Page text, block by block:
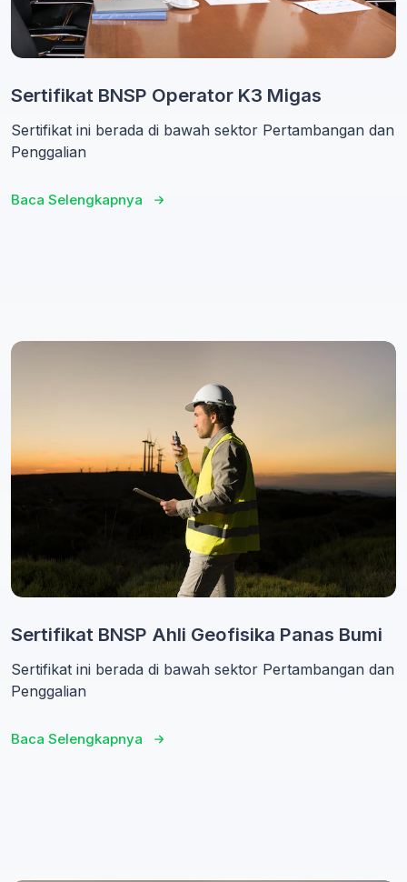
Sertifikat BNSP Operator K3 Migas
Sertifikat ini berada di bawah sektor Pertambangan dan
Penggalian
Baca Selengkapnya
Sertifikat BNSP Ahli Geofisika Panas Bumi
Sertifikat ini berada di bawah sektor Pertambangan dan
Penggalian
Baca Selengkapnya